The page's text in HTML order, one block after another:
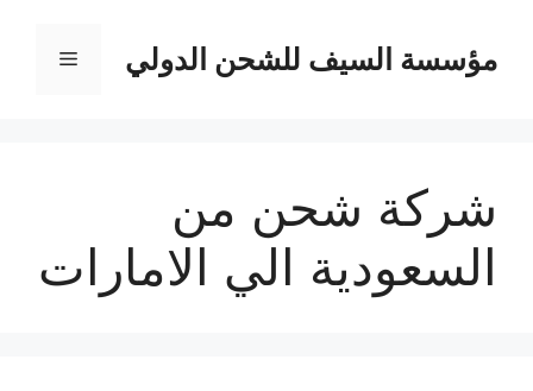
المحتوىمؤسسة السيف للشحن الدولي القائمة
شركة شحن من
السعودية الي الامارات